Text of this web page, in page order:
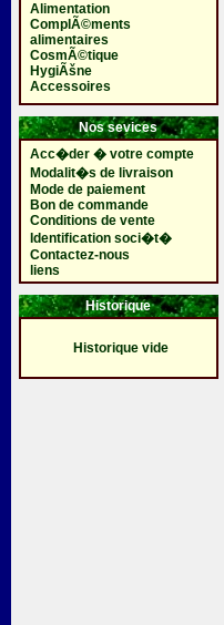
Alimentation
ComplÃ©ments
alimentaires
CosmÃ©tique
HygiÃšne
Accessoires
Nos sevices
Acc�der � votre compte
Modalit�s de livraison
Mode de paiement
Bon de commande
Conditions de vente
Identification soci�t�
Contactez-nous
liens
Historique
Historique vide